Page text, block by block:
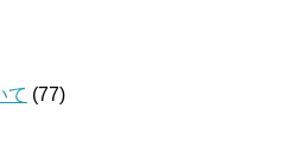
て (77)